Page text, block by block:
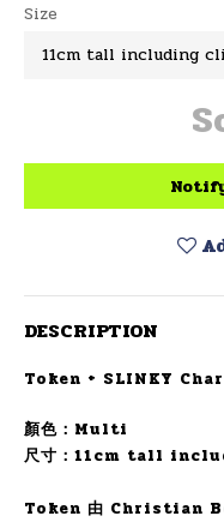
Size
DESCRIPTION
Token + SLINKY
顏色：Multi
尺寸：11cm tall
Token 由 Christian